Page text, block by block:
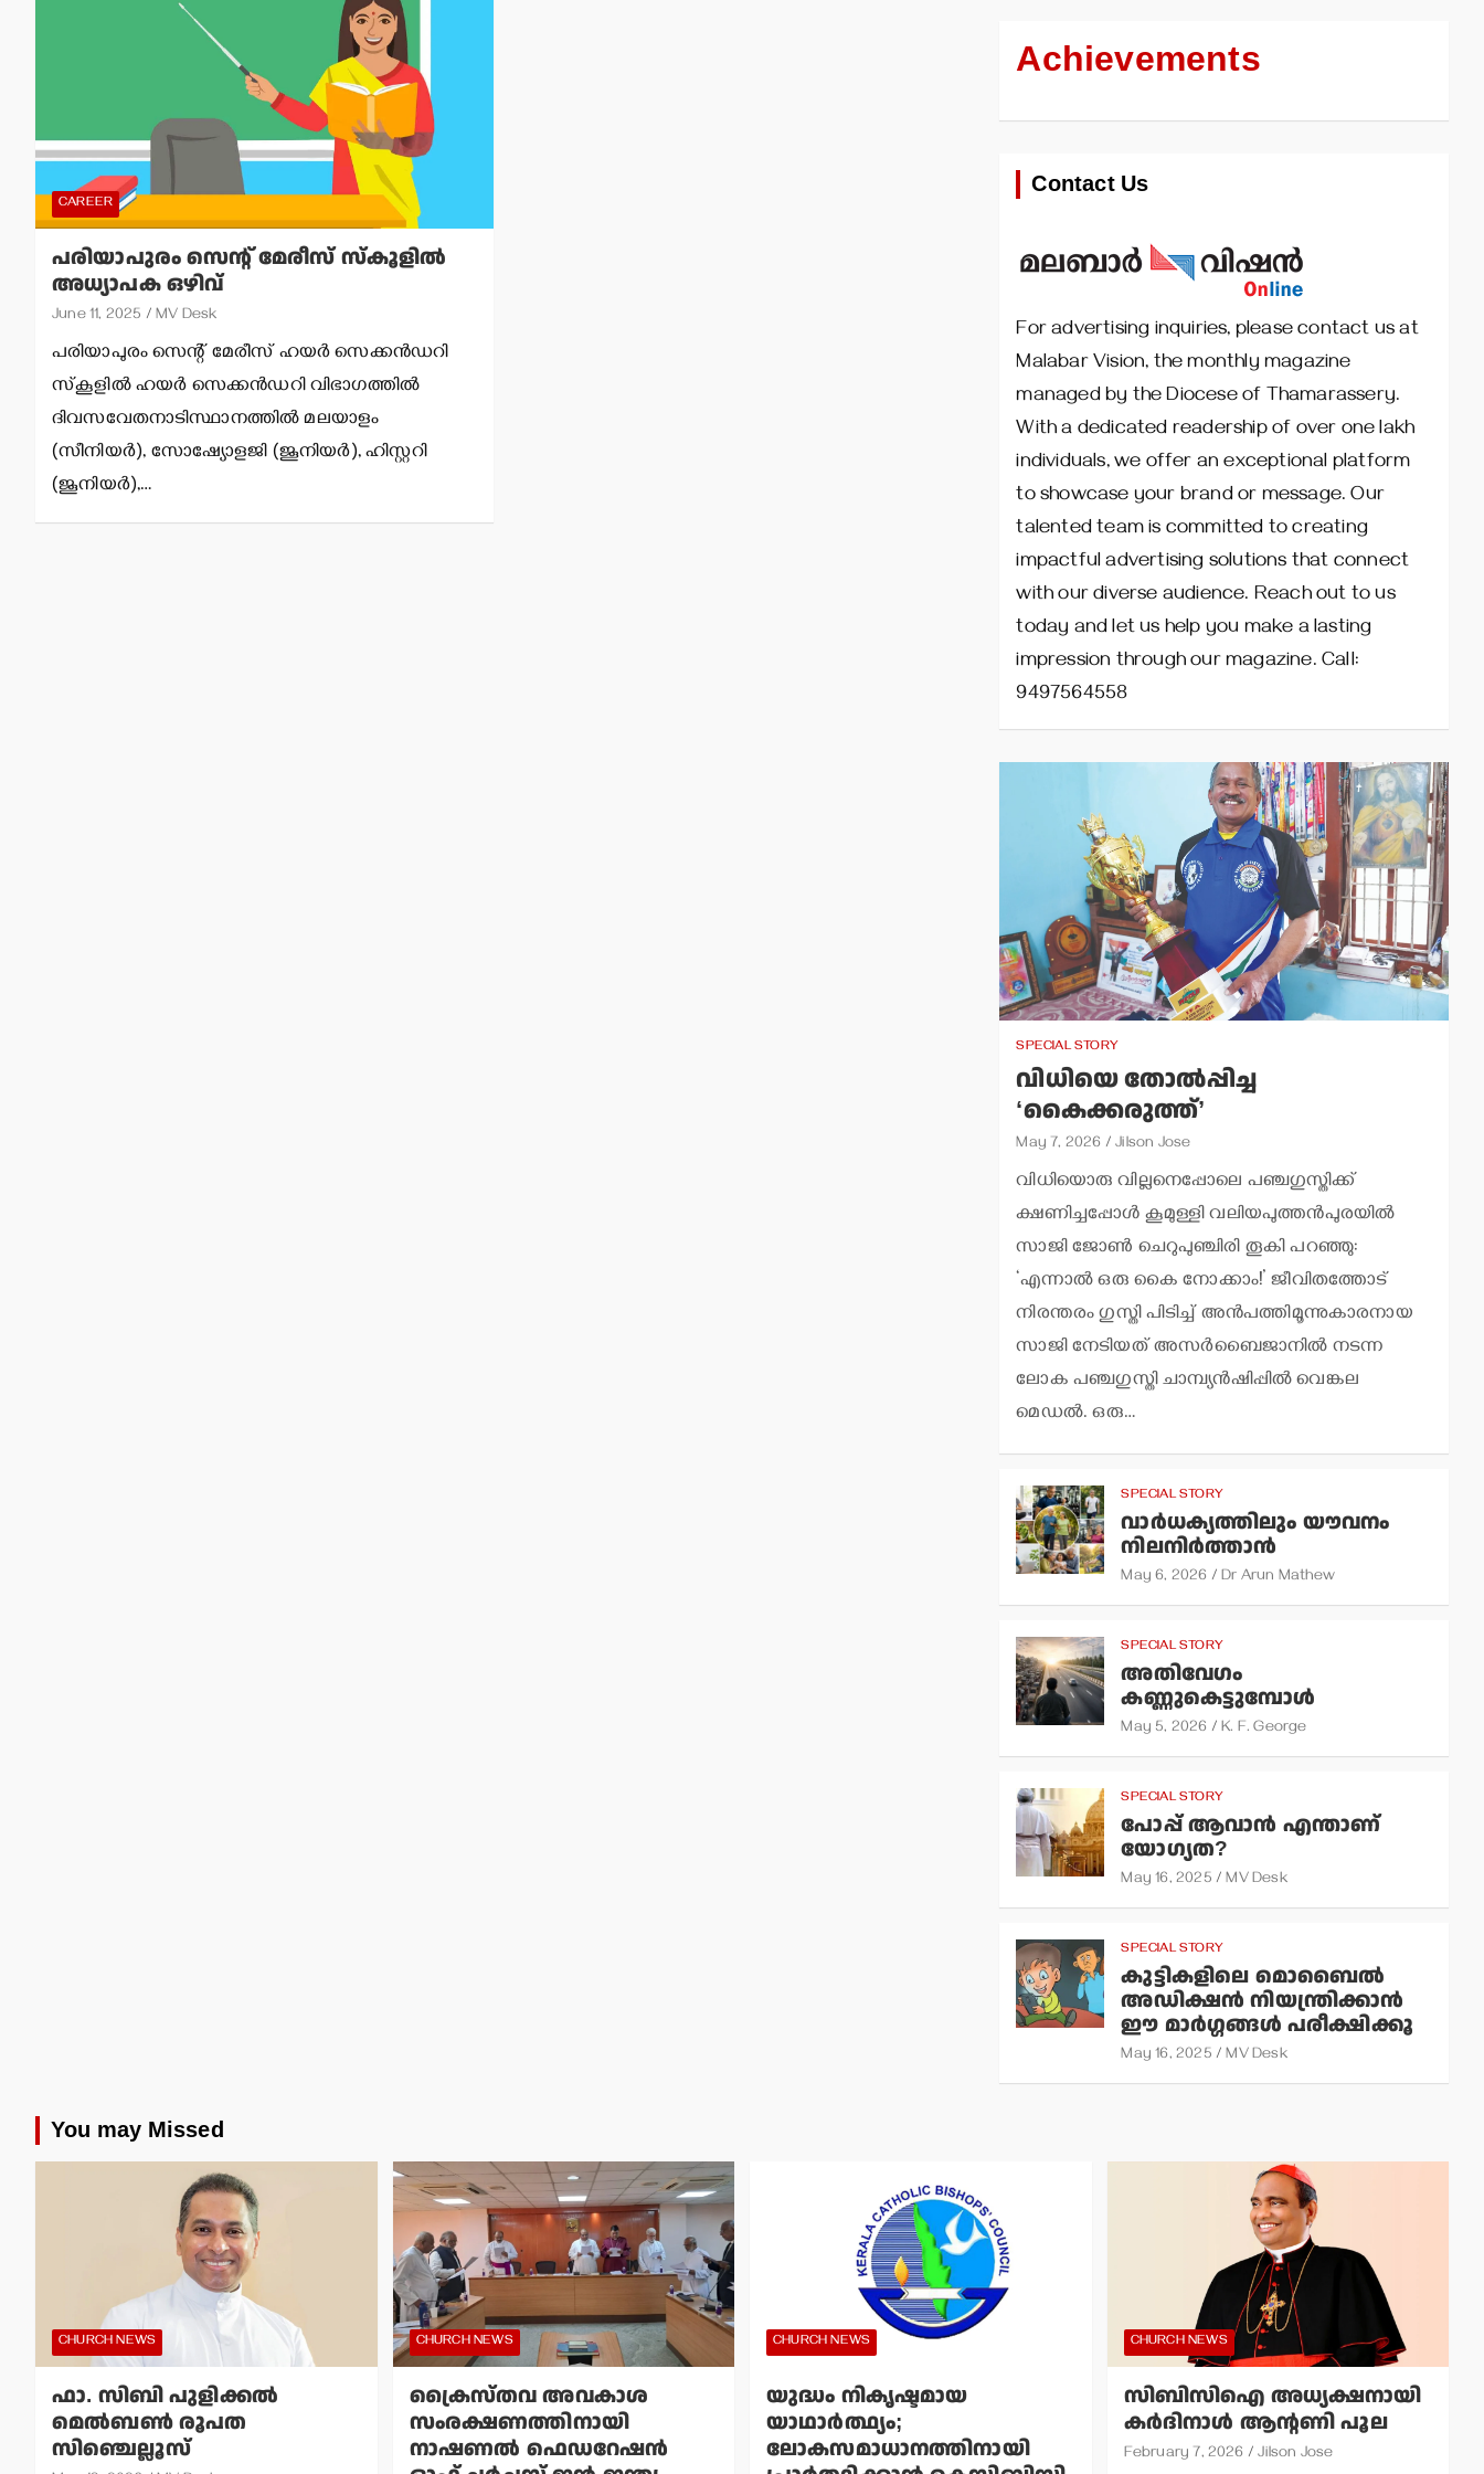
CAREER
പരിയാപുരം സെന്റ് മേരീസ് സ്‌കൂളില്‍
അധ്യാപക ഒഴിവ്
June 11, 2025 MV Desk
പരിയാപുരം സെന്റ് മേരീസ് ഹയര്‍ സെക്കന്‍ഡറി
സ്‌കൂളില്‍ ഹയര്‍ സെക്കന്‍ഡറി വിഭാഗത്തില്‍
ദിവസവേതനാടിസ്ഥാനത്തില്‍ മലയാളം
(സീനിയര്‍), സോഷ്യോളജി (ജൂനിയര്‍), ഹിസ്റ്ററി
(ജൂനിയര്‍),…
Achievements
Contact Us
For advertising inquiries, please contact us at
Malabar Vision, the monthly magazine
managed by the Diocese of Thamarassery.
With a dedicated readership of over one lakh
individuals, we offer an exceptional platform
to showcase your brand or message. Our
talented team is committed to creating
impactful advertising solutions that connect
with our diverse audience. Reach out to us
today and let us help you make a lasting
impression through our magazine. Call:
9497564558
SPECIAL STORY
വിധിയെ തോല്‍പ്പിച്ച
‘കൈക്കരുത്ത്’
May 7, 2026 Jilson Jose
വിധിയൊരു വില്ലനെപ്പോലെ പഞ്ചഗുസ്തിക്ക്
ക്ഷണിച്ചപ്പോള്‍ കൂമുള്ളി വലിയപുത്തന്‍പുരയില്‍
സാജി ജോണ്‍ ചെറുപുഞ്ചിരി തൂകി പറഞ്ഞു:
‘എന്നാല്‍ ഒരു കൈ നോക്കാം!’ ജീവിതത്തോട്
നിരന്തരം ഗുസ്തി പിടിച്ച് അന്‍പത്തിമൂന്നുകാരനായ
സാജി നേടിയത് അസര്‍ബൈജാനില്‍ നടന്ന
ലോക പഞ്ചഗുസ്തി ചാമ്പ്യന്‍ഷിപ്പില്‍ വെങ്കല
മെഡല്‍. ഒരു…
SPECIAL STORY
വാര്‍ധക്യത്തിലും യൗവനം
നിലനിര്‍ത്താന്‍
May 6, 2026 Dr Arun Mathew
SPECIAL STORY
അതിവേഗം
കണ്ണുകെട്ടുമ്പോള്‍
May 5, 2026 K. F. George
SPECIAL STORY
പോപ്പ് ആവാന്‍ എന്താണ്
യോഗ്യത?
May 16, 2025 MV Desk
SPECIAL STORY
കുട്ടികളിലെ മൊബൈല്‍
അഡിക്ഷന്‍ നിയന്ത്രിക്കാന്‍
ഈ മാര്‍ഗ്ഗങ്ങള്‍ പരീക്ഷിക്കൂ
May 16, 2025 MV Desk
You may Missed
CHURCH NEWS
ഫാ. സിബി പുളിക്കല്‍
മെല്‍ബണ്‍ രൂപത
സിഞ്ചെല്ലൂസ്
CHURCH NEWS
ക്രൈസ്തവ അവകാശ
സംരക്ഷണത്തിനായി
നാഷണല്‍ ഫെഡറേഷന്‍
CHURCH NEWS
യുദ്ധം നികൃഷ്ടമായ
യാഥാര്‍ത്ഥ്യം;
ലോകസമാധാനത്തിനായി
CHURCH NEWS
സിബിസിഐ അധ്യക്ഷനായി
കര്‍ദിനാള്‍ ആന്റണി പൂല
February 7, 2026 Jilson Jose